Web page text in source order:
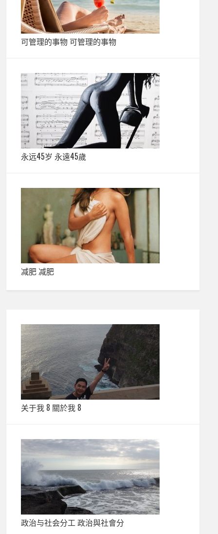
可管理的事物 可管理的事物
永远45岁 永遠45歲
减肥 减肥
关于我 8 關於我 8
政治与社会分工 政治與社會分